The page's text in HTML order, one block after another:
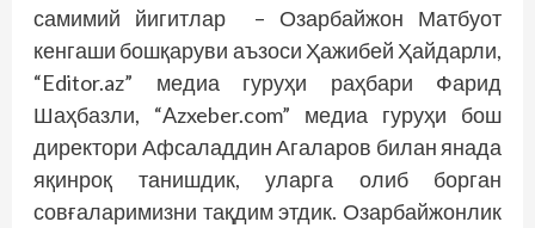
самимий йигитлар – Озарбайжон Матбуот
кенгаши бошқаруви аъзоси Ҳажибей Ҳайдарли,
“Editor.az” медиа гуруҳи раҳбари Фарид
Шаҳбазли, “Azxeber.com” медиа гуруҳи бош
директори Афсаладдин Агаларов билан янада
яқинроқ танишдик, уларга олиб борган
совғаларимизни тақдим этдик. Озарбайжонлик